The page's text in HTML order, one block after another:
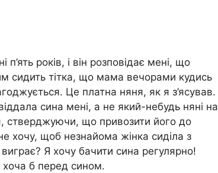
років, і він розповідає мені, що
сидить тітка, що мама вечорами кудись
Це платна няня, як я з’ясував.
сина мені, а не який-небудь няні на
стверджуючи, що привозити його до
хочу, щоб незнайома жінка сиділа з
Я хочу бачити сина регулярно!
б перед сином.